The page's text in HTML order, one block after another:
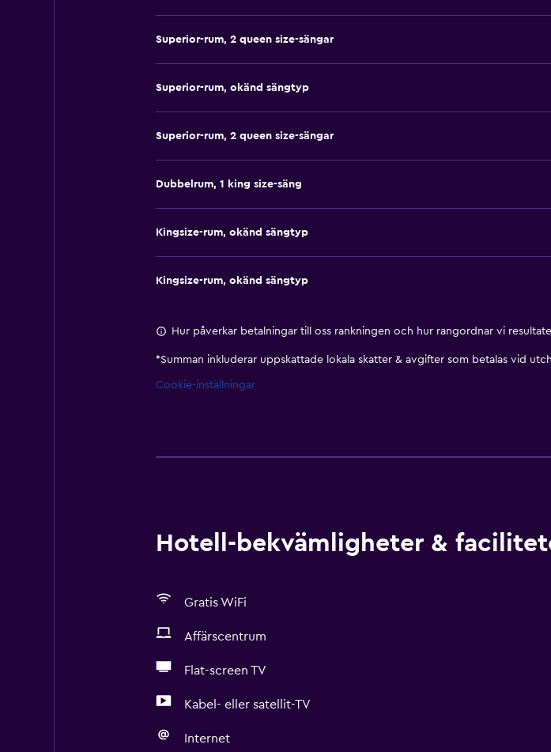
Superior-rum, 2 queen size-sängar
Superior-rum, okänd sängtyp
Superior-rum, 2 queen size-sängar
Dubbelrum, 1 king size-säng
Kingsize-rum, okänd sängtyp
Kingsize-rum, okänd sängtyp
Hur påverkar betalningar till oss rankningen och hur rangordnar vi
*Summan inkluderar uppskattade lokala skatter & avgifter som betalas vid
Cookie-inställningar
Hotell-bekvämligheter &
Gratis WiFi
Affärscentrum
Flat-screen TV
Kabel- eller satellit-TV
Internet